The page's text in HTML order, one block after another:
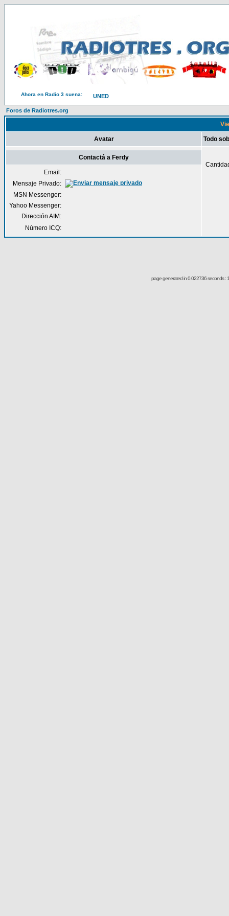
Ahora en Radio 3 suena: UNED
Foros de Radiotres.org
Avatar Todo
Contactá a Ferdy
Email:
Mensaje Privado:
MSN Messenger:
Yahoo Messenger:
Dirección AIM:
Número ICQ:
page generated in 0.022736 seconds :